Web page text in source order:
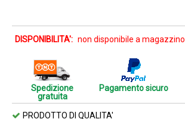
DISPONIBILITA': non disponibile a magazzino
Spedizione
gratuita
Pagamento sicuro
PRODOTTO DI QUALITA'